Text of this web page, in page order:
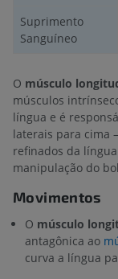
Suprimento
Sanguíneo
O músculo
músculos
língua e é
laterais para cima
refinados da
manipulação do
Movimentos
O músculo
antagônica ao
curva a língua